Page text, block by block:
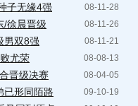
08-11-28
子无缘4强
08-11-26
/徐晨晋级
08-11-21
男双8强
08-08-13
尤荣
08-04-05
晋级决赛
09-10-19
已形同陌路